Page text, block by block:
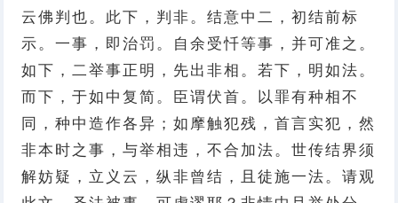
云佛判也。此下，判非。结意中二，初结前标
示。一事，即治罚。自余受忏等事，并可准之。
如下，二举事正明，先出非相。若下，明如法。
而下，于如中复简。臣谓伏首。以罪有种相不
同，种中造作各异；如摩触犯残，首言实犯，然
非本时之事，与举相违，不合加法。世传结界须
解妨疑，立义云，纵非曾结，且徒施一法。请观